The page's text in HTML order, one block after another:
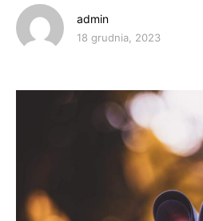
admin
18 grudnia, 2023